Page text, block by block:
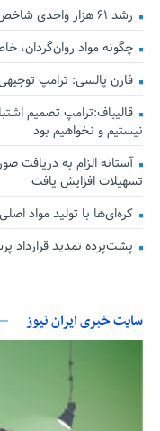
رشد ۶۱ هزار واحدی شاخص بورس
چگونه مواد روان‌گردان،
فارن پالسی: ترامپ
قالیباف:ترامپ تصمیم
نیستیم و نخواهیم بود
تسهیلات افزایش یافت
کره‌ای‌ها با تولید مواد
پشت‌پرده تمدید قرارداد
سایت خبری ایران نیوز